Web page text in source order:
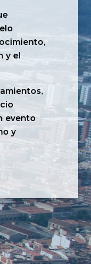
y el
evento
y